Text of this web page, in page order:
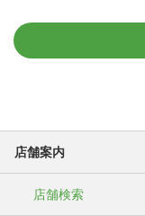
店舗案内
店舗検索